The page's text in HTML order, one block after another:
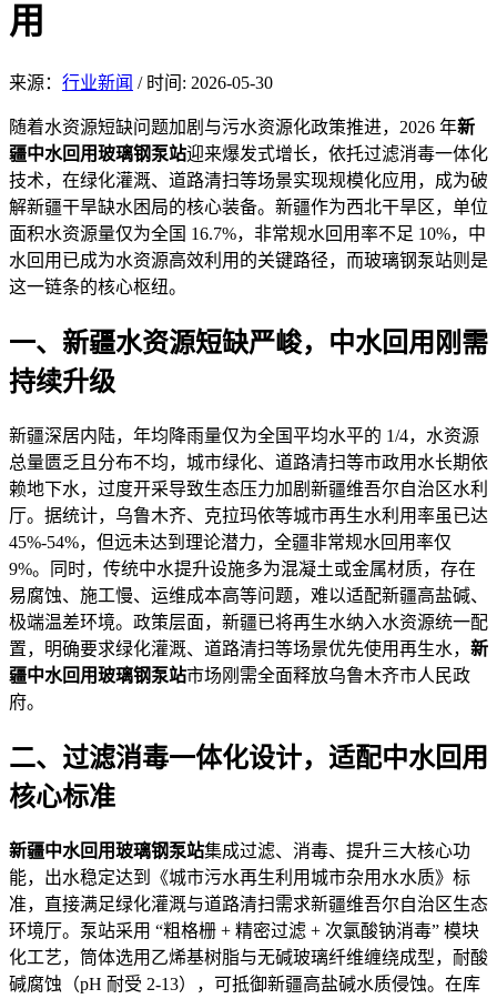
用
来源： 行业新闻 / 时间: 2026-05-30
随着水资源短缺问题加剧与污水资源化政策推进，2026 年新
疆中水回用玻璃钢泵站迎来爆发式增长，依托过滤消毒一体化
技术， 在绿化灌溉、道路清扫等场景实现规模化应用，成为破
解新疆干旱缺水困局的核心装备。新疆作为西北干旱区，单位
面积水资源量仅为全国 16.7%，非常规水回用率不足 10%，中
水回用已成为水资源高效利用的关键路径，而玻璃钢泵站则是
这一链条的核心枢纽。
一、新疆水资源短缺严峻，中水回用刚需
持续升级
新疆深居内陆，年均降雨量仅为全国平均水平的 1/4，水资源
总量匮乏 且分布不均，城市绿化、道路清扫等市政用水长期依
赖地下水，过度开采导致生态压力加剧新疆维吾尔自治区水利
厅。据统计，乌鲁木齐、克拉玛依等城市再生水利用率虽已达
45%-54%，但远未达到理论潜力，全疆非常规水回用率仅
9%。同时，传统中水提升设施多为混凝土或金属材质，存在
易腐蚀、施工慢、运维成本高等问题，难以适配新疆高盐碱、
极端温差环境。政策层面，新疆已将再生水纳入水资源统一配
置，明确要求绿化灌溉、道路清扫等场景优先使用再生水， 新
疆中水回用玻璃钢泵站市场刚需全面释放乌鲁木齐市人民政
府。
二、过滤消毒一体化设计，适配中水回用
核心标准
新疆中水回用玻璃钢泵站集成过滤、消毒、提升三大核心功
能，出水稳定达到《城市污水再生利用城市杂用水水质》标
准，直接满足绿化灌溉与道路清扫需求新疆维吾尔自治区生态
环境厅。泵站采用 “粗格栅 + 精密过滤 + 次氯酸钠消毒” 模块
化工艺，筒体选用乙烯基树脂与无碱玻璃纤维缠绕成型，耐酸
碱腐蚀（pH 耐受 2-13），可抵御新疆高盐碱水质侵蚀。在库